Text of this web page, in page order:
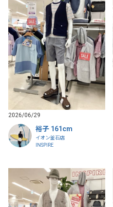
2026/06/29
裕子 161cm
イオン釜石店
INSPIRE